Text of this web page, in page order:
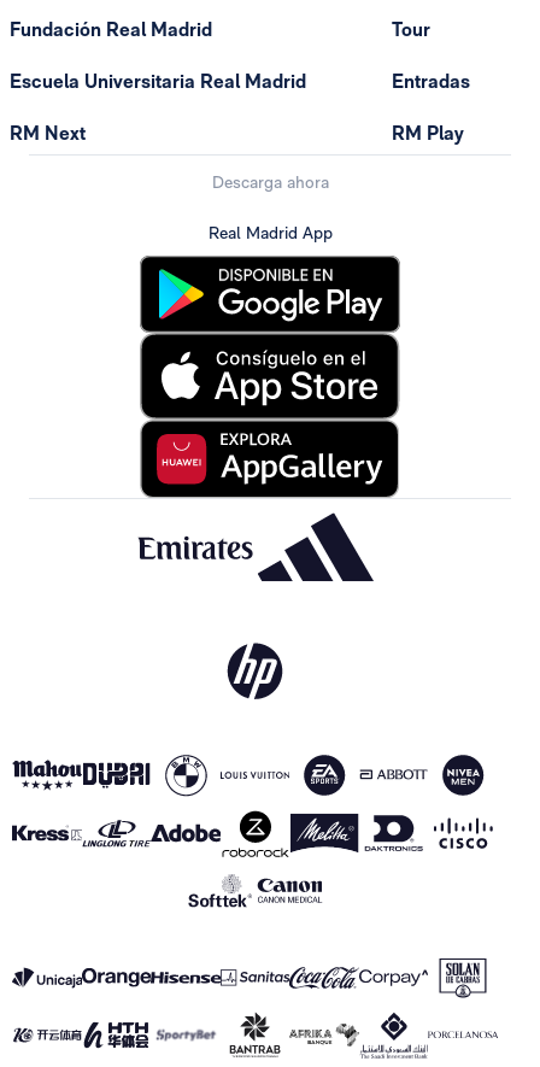
Fundación Real Madrid
Escuela Universitaria Real Madrid
RM Next
Tour
Entradas
RM Play
Descarga ahora
Real Madrid App